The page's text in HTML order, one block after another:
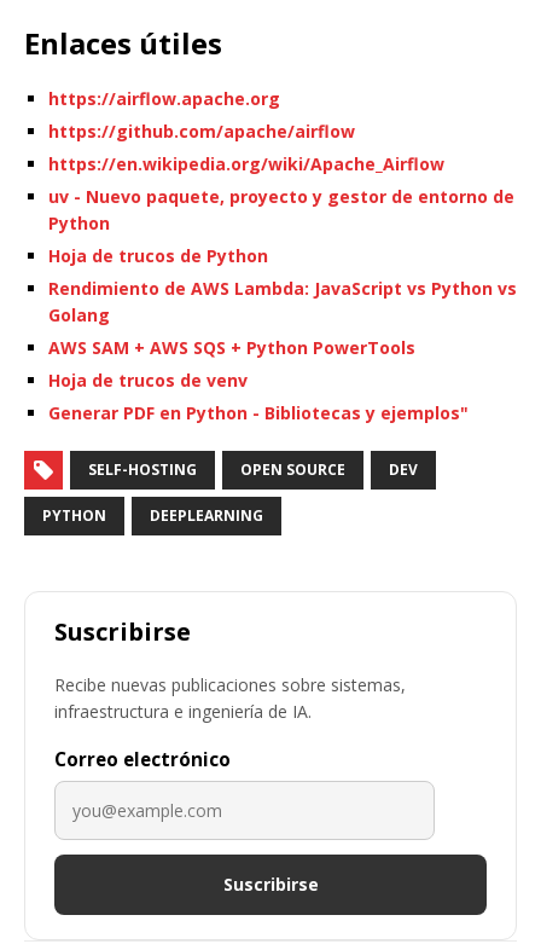
Enlaces útiles
https://airflow.apache.org
https://github.com/apache/airflow
https://en.wikipedia.org/wiki/Apache_Airflow
uv - Nuevo paquete, proyecto y gestor de entorno de
Python
Hoja de trucos de Python
Rendimiento de AWS Lambda: JavaScript vs Python vs
Golang
AWS SAM + AWS SQS + Python PowerTools
Hoja de trucos de venv
Generar PDF en Python - Bibliotecas y ejemplos"
SELF-HOSTING OPEN SOURCE DEV
PYTHON DEEPLEARNING
Suscribirse
Recibe nuevas publicaciones sobre sistemas,
infraestructura e ingeniería de IA.
Correo electrónico
Suscribirse